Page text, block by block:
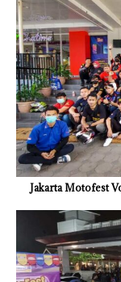
Jakarta Motofest